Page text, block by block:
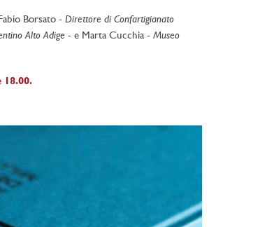
Borsato - Direttore di Confartigianato
Alto Adige- e Marta Cucchia - Museo